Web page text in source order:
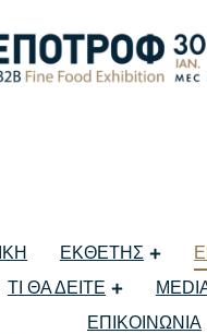
ΕΚΘΕΤΗΣ
ΤΙ ΘΑ ΔΕΙΤΕ
ΕΠΙΚΟΙΝΩΝΙΑ
ΕΞΠΟΤΡΟΦ
ΠΡΟΦΙΛ
ΕΚΘΕΤΩΝ